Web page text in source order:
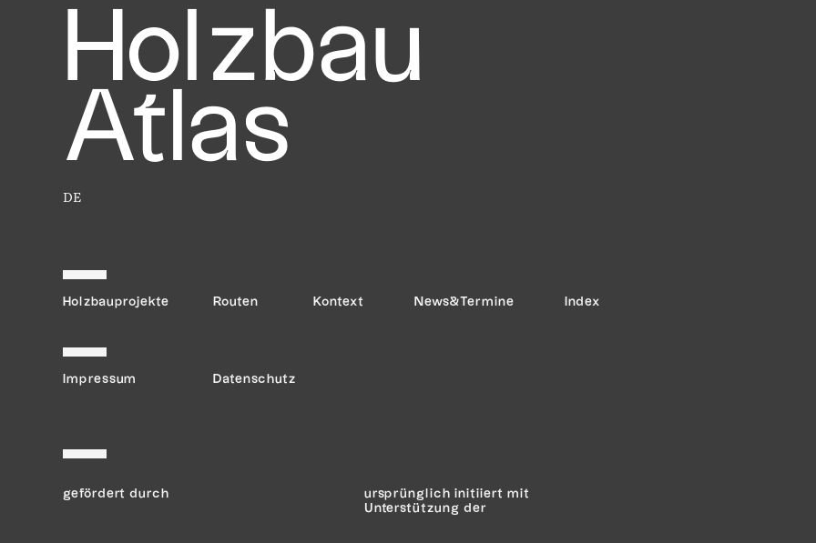
Holzbau
Atlas
DE
Holzbauprojekte Routen Kontext News&Termine Index
Impressum Datenschutz
gefördert durch
ursprünglich initiiert mit
Unterstützung der